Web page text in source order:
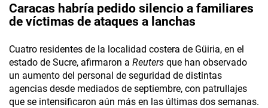
Caracas habría pedido silencio a familiares
de víctimas de ataques a lanchas
Cuatro residentes de la localidad costera de Güiria, en el
estado de Sucre, afirmaron a Reuters que han observado
un aumento del personal de seguridad de distintas
agencias desde mediados de septiembre, con patrullajes
que se intensificaron aún más en las últimas dos semanas.